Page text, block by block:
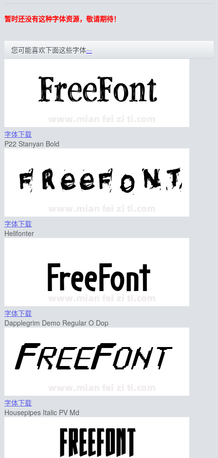
暂时还没有这种字体资源，敬请期待！
您可能喜欢下面这些字体···
字体下载
P22 Stanyan Bold
字体下载
Helifonter
字体下载
Dapplegrim Demo Regular O Dop
字体下载
Housepipes Italic PV Md